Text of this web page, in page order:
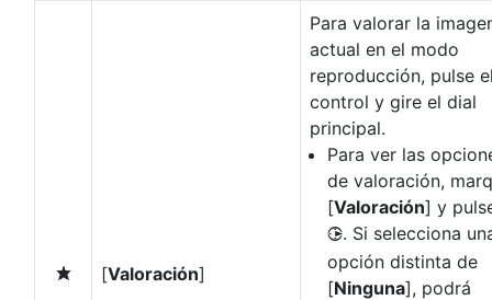
c [Valoración]
Para valorar la
actual en el modo
reproducción, pulse
control y gire el dial
principal.
Para ver las
de valoración,
[Valoración] y
2. Si selecciona
opción distinta de
[Ninguna], podrá